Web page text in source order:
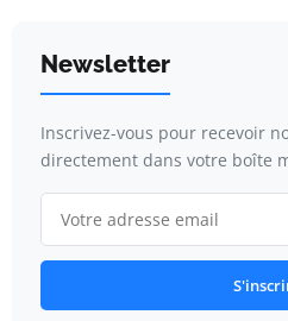
Newsletter
Inscrivez-vous pour recevoir
directement dans votre boîte